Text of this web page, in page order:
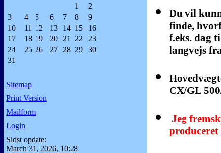
1
2
3
4 5 6 7 8
9
10
11 12 13 14 15
16
17
18 19 20 21 22
23
24
25 26 27 28 29
30
31
Sitemap
Print Version
Mailform
Login
Sidst opdate:
March 31, 2026, 10:28
Du vil
finde,
f.eks. dag
langvejs
CX/GL
Jeg
produceret